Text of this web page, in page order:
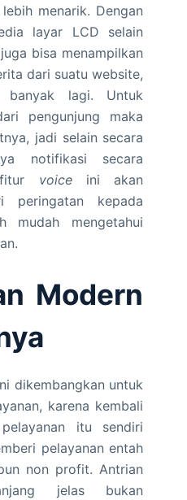
menarik. Dengan
layar LCD selain
bisa menampilkan
dari suatu website,
banyak lagi. Untuk
pengunjung maka
jadi selain secara
notifikasi secara
voiceini akan
peringatan kepada
mudah mengetahui
Modern
dikembangkan untuk
karena kembali
itu sendiri
pelayanan entah
non profit. Antrian
jelas bukan